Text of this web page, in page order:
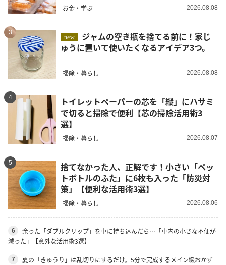
お金・学ぶ 2026.08.08
3
new
ゅうに置いて使いたくなるアイデア3つ。
掃除・暮らし 2026.08.08
4
トイレットペーパーの芯を「縦」にハサミ
で切ると掃除で便利【芯の掃除活用術3
選】
掃除・暮らし 2026.08.07
5
捨てなかった人、正解です！小さい「ペッ
トボトルのふた」に6枚も入った「防災対
策」【便利な活用術3選】
掃除・暮らし 2026.08.06
6
余った「ダブルクリップ」を車に持ち込んだら…「車内の小さな不便が
減った」【意外な活用術3選】
7
夏の「きゅうり」は乱切りにするだけ。5分で完成するメイン級おかず